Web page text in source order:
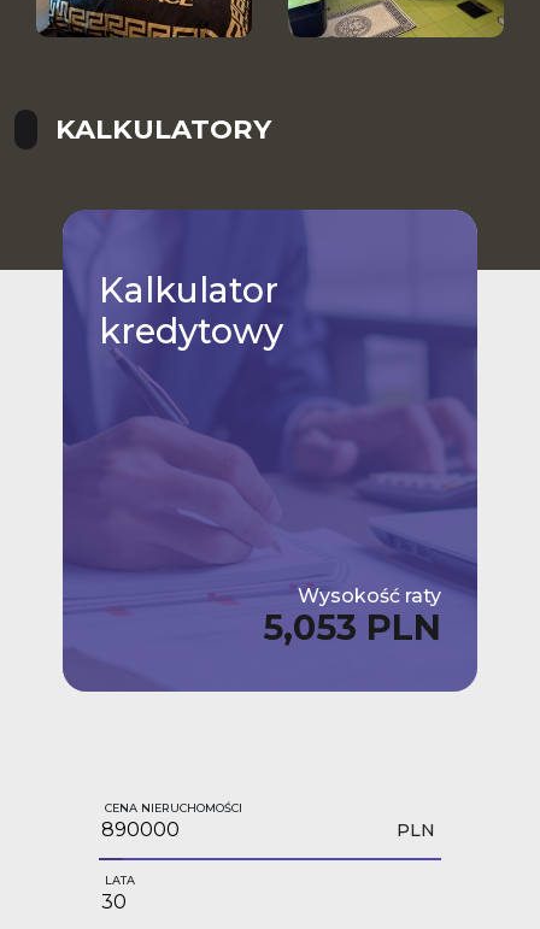
KALKULATORY
Kalkulator
kredytowy
Wysokość raty
5,053 PLN
CENA NIERUCHOMOŚCI
PLN
LATA